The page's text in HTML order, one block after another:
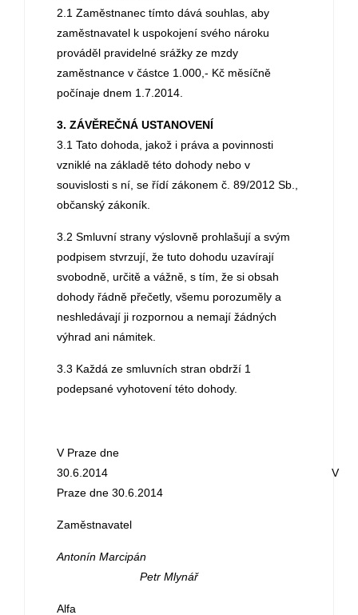
2.1 Zaměstnanec tímto dává souhlas, aby
zaměstnavatel k uspokojení svého nároku
prováděl pravidelné srážky ze mzdy
zaměstnance v částce 1.000,- Kč měsíčně
počínaje dnem 1.7.2014.
3. ZÁVĚREČNÁ USTANOVENÍ
3.1 Tato dohoda, jakož i práva a povinnosti
vzniklé na základě této dohody nebo v
souvislosti s ní, se řídí zákonem č. 89/2012 Sb.,
občanský zákoník.
3.2 Smluvní strany výslovně prohlašují a svým
podpisem stvrzují, že tuto dohodu uzavírají
svobodně, určitě a vážně, s tím, že si obsah
dohody řádně přečetly, všemu porozuměly a
neshledávají ji rozpornou a nemají žádných
výhrad ani námitek.
3.3 Každá ze smluvních stran obdrží 1
podepsané vyhotovení této dohody.
V Praze dne
30.6.2014 V
Praze dne 30.6.2014
Zaměstnavatel
Antonín Marcipán
Petr Mlynář
Alfa